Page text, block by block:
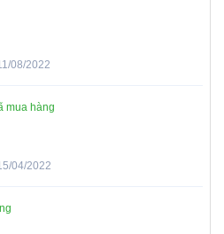
08/2022
mua hàng
04/2022